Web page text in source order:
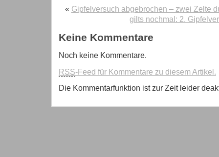
« Gipfelversuch abgebrochen – zwei Zelte
gilts nochmal: 2.
Keine Kommentare
Noch keine Kommentare.
RSS-Feed für Kommentare zu diesem Artikel.
Die Kommentarfunktion ist zur Zeit leider